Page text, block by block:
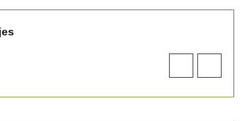
product
aan
winkelwagen